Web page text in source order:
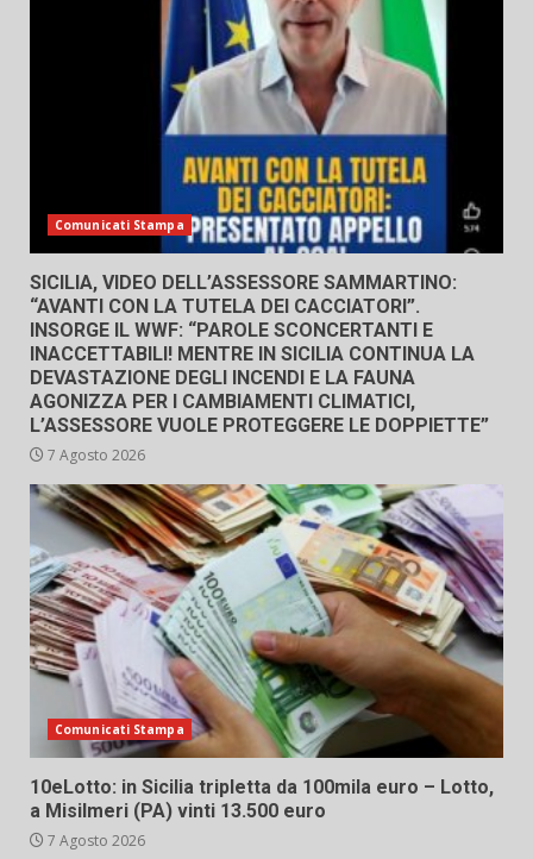
Comunicati Stampa
SICILIA, VIDEO DELL’ASSESSORE SAMMARTINO:
“AVANTI CON LA TUTELA DEI CACCIATORI”.
INSORGE IL WWF: “PAROLE SCONCERTANTI E
INACCETTABILI! MENTRE IN SICILIA CONTINUA LA
DEVASTAZIONE DEGLI INCENDI E LA FAUNA
AGONIZZA PER I CAMBIAMENTI CLIMATICI,
L’ASSESSORE VUOLE PROTEGGERE LE DOPPIETTE”
7 Agosto 2026
Comunicati Stampa
10eLotto: in Sicilia tripletta da 100mila euro – Lotto,
a Misilmeri (PA) vinti 13.500 euro
7 Agosto 2026